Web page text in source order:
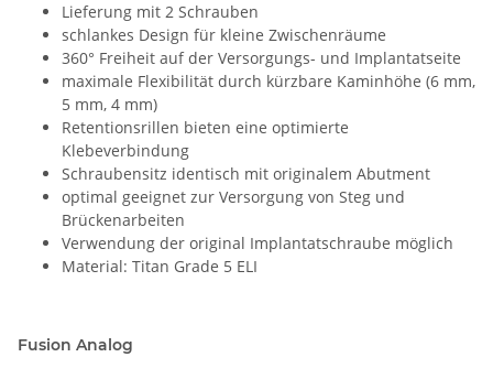
Lieferung mit 2 Schrauben
schlankes Design für kleine Zwischenräume
360° Freiheit auf der Versorgungs- und Implantatseite
maximale Flexibilität durch kürzbare Kaminhöhe (6 mm,
5 mm, 4 mm)
Retentionsrillen bieten eine optimierte
Klebeverbindung
Schraubensitz identisch mit originalem Abutment
optimal geeignet zur Versorgung von Steg und
Brückenarbeiten
Verwendung der original Implantatschraube möglich
Material: Titan Grade 5 ELI
Fusion Analog